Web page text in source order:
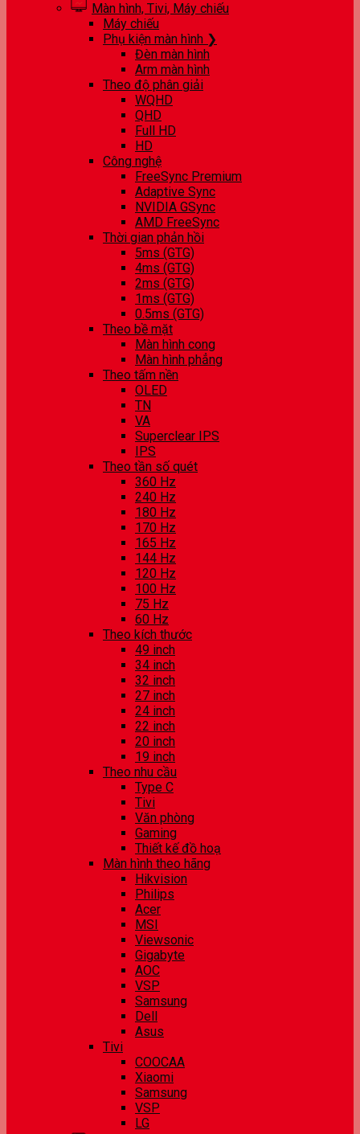
Màn hình, Tivi, Máy chiếu
Máy chiếu
Phụ kiện màn hình ❯
Đèn màn hình
Arm màn hình
Theo độ phân giải
WQHD
QHD
Full HD
HD
Công nghệ
FreeSync Premium
Adaptive Sync
NVIDIA GSync
AMD FreeSync
Thời gian phản hồi
5ms (GTG)
4ms (GTG)
2ms (GTG)
1ms (GTG)
0.5ms (GTG)
Theo bề mặt
Màn hình cong
Màn hình phẳng
Theo tấm nền
OLED
TN
VA
Superclear IPS
IPS
Theo tần số quét
360 Hz
240 Hz
180 Hz
170 Hz
165 Hz
144 Hz
120 Hz
100 Hz
75 Hz
60 Hz
Theo kích thước
49 inch
34 inch
32 inch
27 inch
24 inch
22 inch
20 inch
19 inch
Theo nhu cầu
Type C
Tivi
Văn phòng
Gaming
Thiết kế đồ hoạ
Màn hình theo hãng
Hikvision
Philips
Acer
MSI
Viewsonic
Gigabyte
AOC
VSP
Samsung
Dell
Asus
Tivi
COOCAA
Xiaomi
Samsung
VSP
LG